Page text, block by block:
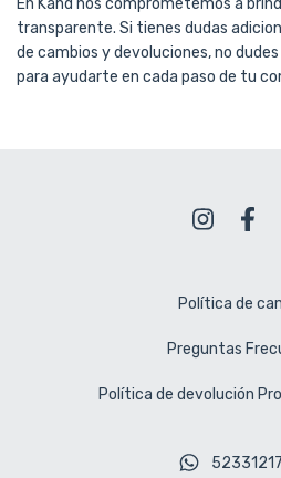
transparente. Si tienes dudas
de cambios y devoluciones, no
para ayudarte en cada paso de tu
Política de
Preguntas
Política de devolución